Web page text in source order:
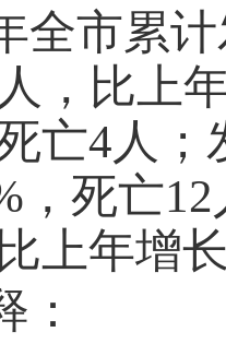
全市累
，比上
亡4人；
，死亡
上年增
：